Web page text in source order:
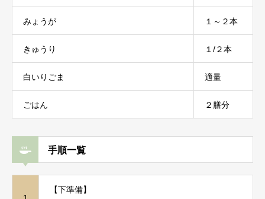
みょうが １～２本
きゅうり １/２本
白いりごま 適量
ごはん ２膳分
手順一覧
【下準備】